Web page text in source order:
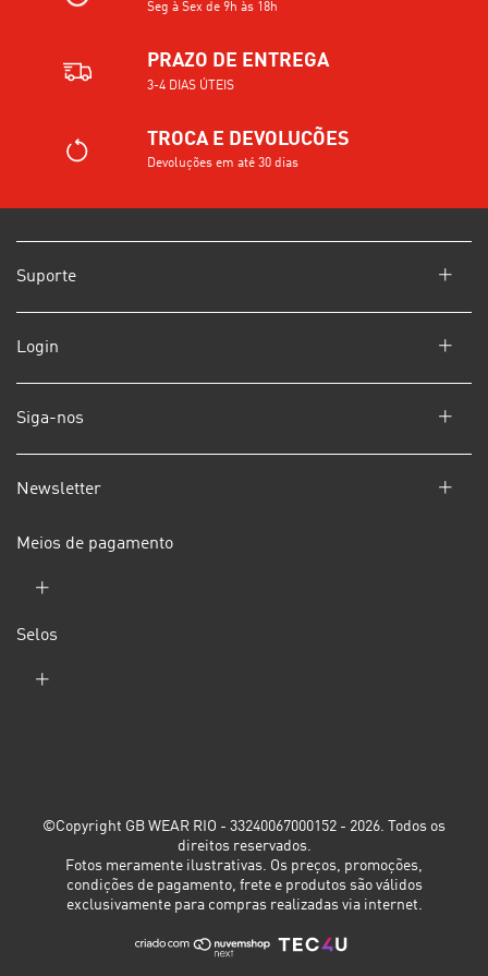
Seg à Sex de 9h às 18h
PRAZO DE ENTREGA
3-4 DIAS ÚTEIS
TROCA E DEVOLUCÕES
Devoluções em até 30 dias
Suporte
Login
Siga-nos
Newsletter
Meios de pagamento
Selos
©Copyright GB WEAR RIO - 33240067000152 - 2026. Todos os
direitos reservados.
Fotos meramente ilustrativas. Os preços, promoções,
condições de pagamento, frete e produtos são válidos
exclusivamente para compras realizadas via internet.